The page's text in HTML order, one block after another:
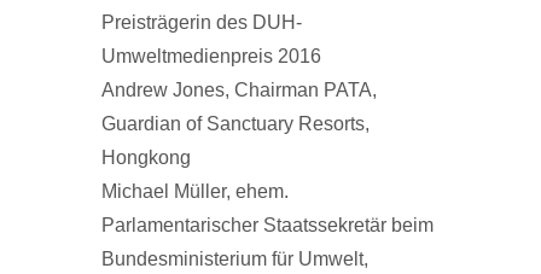
Preisträgerin des DUH-
Umweltmedienpreis 2016
Andrew Jones, Chairman PATA,
Guardian of Sanctuary Resorts,
Hongkong
Michael Müller, ehem.
Parlamentarischer Staatssekretär beim
Bundesministerium für Umwelt,